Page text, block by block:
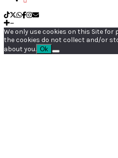
We only use cookies on this Site
the cookies do not collect and/or
about you. Ok